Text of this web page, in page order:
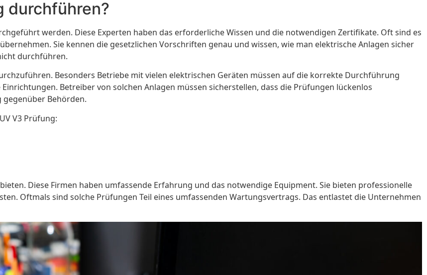
durchführen?
werden. Diese Experten haben das erforderliche Wissen und die notwendigen Zertifikate. Oft sind es
Sie kennen die gesetzlichen Vorschriften genau und wissen, wie man elektrische Anlagen sicher
durchführen.
Besonders Betriebe mit vielen elektrischen Geräten müssen auf die korrekte Durchführung
Betreiber von solchen Anlagen müssen sicherstellen, dass die Prüfungen lückenlos
Behörden.
V3 Prüfung:
Diese Firmen haben umfassende Erfahrung und das notwendige Equipment. Sie bieten professionelle
Oftmals sind solche Prüfungen Teil eines umfassenden Wartungsvertrags. Das entlastet die Unternehmen